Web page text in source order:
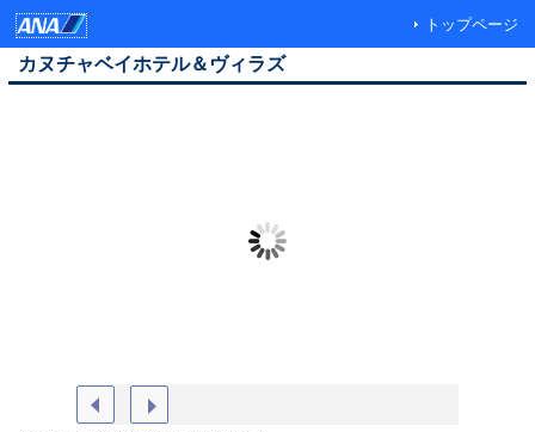
トップページ
カヌチャベイホテル＆ヴィラズ